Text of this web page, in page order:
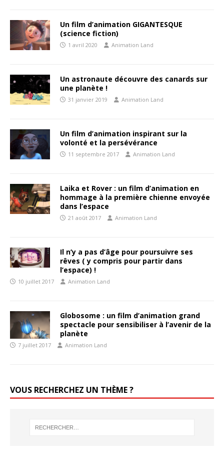
Un film d’animation GIGANTESQUE
(science fiction)
1 avril 2020 Animation Land
Un astronaute découvre des canards sur
une planète !
31 janvier 2019 Animation Land
Un film d’animation inspirant sur la
volonté et la persévérance
11 septembre 2017 Animation Land
Laika et Rover : un film d’animation en
hommage à la première chienne envoyée
dans l’espace
21 août 2017 Animation Land
Il n’y a pas d’âge pour poursuivre ses
rêves ( y compris pour partir dans
l’espace) !
10 juillet 2017 Animation Land
Globosome : un film d’animation grand
spectacle pour sensibiliser à l’avenir de la
planète
7 juillet 2017 Animation Land
VOUS RECHERCHEZ UN THÈME ?